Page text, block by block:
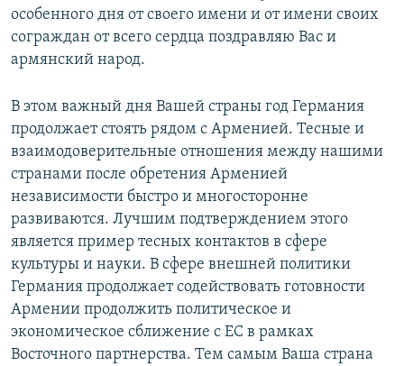
English
Русский
Все сайты Радио Азатутюн
особенного дня от своего имени и от имени своих
сограждан от всего сердца поздравляю Вас и
армянский народ.
В этом важный дня Вашей страны год Германия
продолжает стоять рядом с Арменией. Тесные и
взаимодоверительные отношения между нашими
странами после обретения Арменией
независимости быстро и многосторонне
развиваются. Лучшим подтверждением этого
является пример тесных контактов в сфере
культуры и науки. В сфере внешней политики
Германия продолжает содействовать готовности
Армении продолжить политическое и
экономическое сближение с ЕС в рамках
Восточного партнерства. Тем самым Ваша страна